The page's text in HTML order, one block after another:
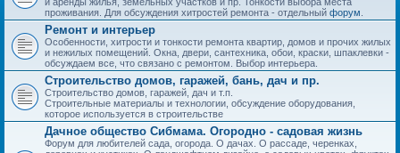
проживания. Для обсуждения хитростей ремонта - отдельный форум
Ремонт и интерьер
Особенности, хитрости и тонкости ремонта квартир, домов и прочих жилых
и нежилых помещений. Окна, двери, сантехника, обои, краски, шпаклевки -
обсуждаем все, что связано с ремонтом. Выбор интерьера.
Строительство домов, гаражей, бань, дач и пр.
Строительство домов, гаражей, дач и т.п.
Строительные материалы и технологии, обсуждение оборудования,
которое используется в строительстве
Дачное общество Сибмама. Огородно - садовая жизнь
Форум для любителей сада, огорода. О дачах. О рассаде, черенках,